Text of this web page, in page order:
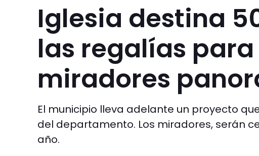
Iglesia destina
las regalías
miradores
El municipio lleva adelante un proyecto
del departamento. Los miradores, serán
año.